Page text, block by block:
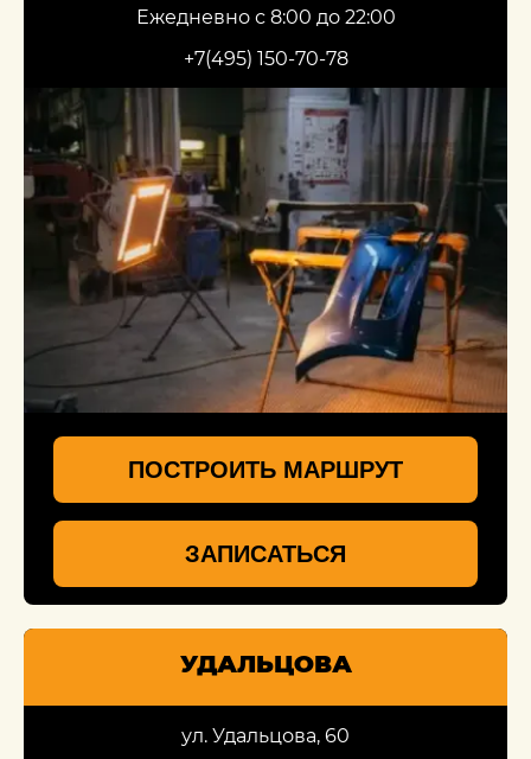
Ежедневно с 8:00 до 22:00
+7(495) 150-70-78
ПОСТРОИТЬ МАРШРУТ
ЗАПИСАТЬСЯ
УДАЛЬЦОВА
ул. Удальцова, 60